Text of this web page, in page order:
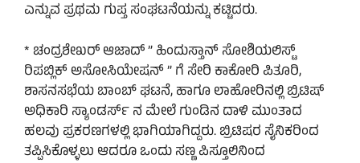
ಎನ್ನುವ ಪ್ರಥಮ ಗುಪ್ತ ಸಂಘಟನೆಯನ್ನು ಕಟ್ಟಿದರು.
* ಚಂದ್ರಶೇಖರ್ ಆಜಾದ್ ” ಹಿಂದುಸ್ತಾನ್ ಸೋಶಿಯಲಿಸ್ಟ್
ರಿಪಬ್ಲಿಕ್ ಅಸೋಸಿಯೇಷನ್ ” ಗೆ ಸೇರಿ ಕಾಕೋರಿ ಪಿತೂರಿ,
ಶಾಸನಸಭೆಯ ಬಾಂಬ್ ಘಟನೆ, ಹಾಗೂ ಲಾಹೋರಿನಲ್ಲಿ ಬ್ರಿಟಿಷ್
ಅಧಿಕಾರಿ ಸ್ಯಾಂಡರ್ಸ್ ನ ಮೇಲೆ ಗುಂಡಿನ ದಾಳಿ ಮುಂತಾದ
ಹಲವು ಪ್ರಕರಣಗಳಲ್ಲಿ ಭಾಗಿಯಾಗಿದ್ದರು. ಬ್ರಿಟಿಷರ ಸೈನಿಕರಿಂದ
ತಪ್ಪಿಸಿಕೊಳ್ಳಲು ಆದರೂ ಒಂದು ಸಣ್ಣ ಪಿಸ್ತೂಲಿನಿಂದ